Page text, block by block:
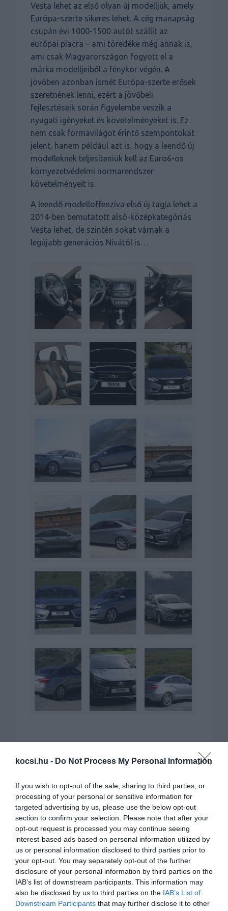
kocsi.hu - Do Not Process My Personal Information
If you wish to opt-out of the sale, sharing to third parties, or
processing of your personal or sensitive information for
targeted advertising by us, please use the below opt-out
section to confirm your selection. Please note that after your
opt-out request is processed you may continue seeing
interest-based ads based on personal information utilized by
us or personal information disclosed to third parties prior to
your opt-out. You may separately opt-out of the further
disclosure of your personal information by third parties on the
IAB’s list of downstream participants. This information may
also be disclosed by us to third parties on the IAB’s List of
Downstream Participants that may further disclose it to other
Vesta lehet az első olyan új modelljük, amely
Európa-szerte sikeres lehet. A cég manapság
csupán évi 1000-1500 autót szállít az
európai piacra – ami töredéke még annak is,
ami csak Magyarországon fogyott el a
márka modelljeiből a fénykor végén. A
jövőben azonban ismét Európa-szerte erősek
szeretnének lenni, ezért a jövőbeli
fejlesztéseik során figyelembe veszik a
nyugati igényeket és követelményeket is. Ez
nem csak formavilágot érintő szempontokat
jelent, hanem például azt is, hogy a leendő új
modelleknek teljesíteniük kell az Euro6-os
környezetvédelmi normarendszer
követelményeit is.
A leendő modelloffenzíva első új tagja lehet a
2014-ben bemutatott alsó-középkategóriás
Vesta lehet, de szintén sokat várnak a
legújabb generációs Nivától is…
Terepes tanulmány a Ladától